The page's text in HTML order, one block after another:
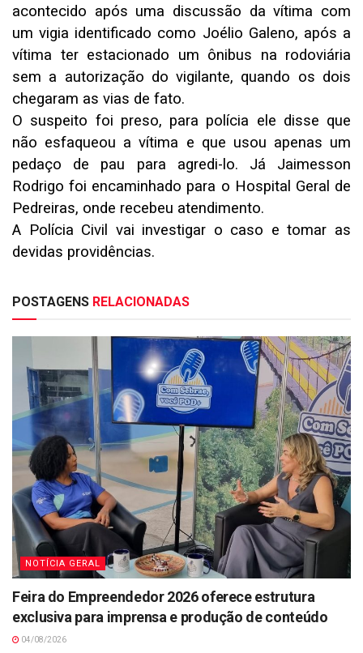
acontecido após uma discussão da vítima com
um vigia identificado como Joélio Galeno, após a
vítima ter estacionado um ônibus na rodoviária
sem a autorização do vigilante, quando os dois
chegaram as vias de fato.
O suspeito foi preso, para polícia ele disse que
não esfaqueou a vítima e que usou apenas um
pedaço de pau para agredi-lo. Já Jaimesson
Rodrigo foi encaminhado para o Hospital Geral de
Pedreiras, onde recebeu atendimento.
A Polícia Civil vai investigar o caso e tomar as
devidas providências.
POSTAGENS RELACIONADAS
NOTÍCIA GERAL
Feira do Empreendedor 2026 oferece estrutura
exclusiva para imprensa e produção de conteúdo
04/08/2026